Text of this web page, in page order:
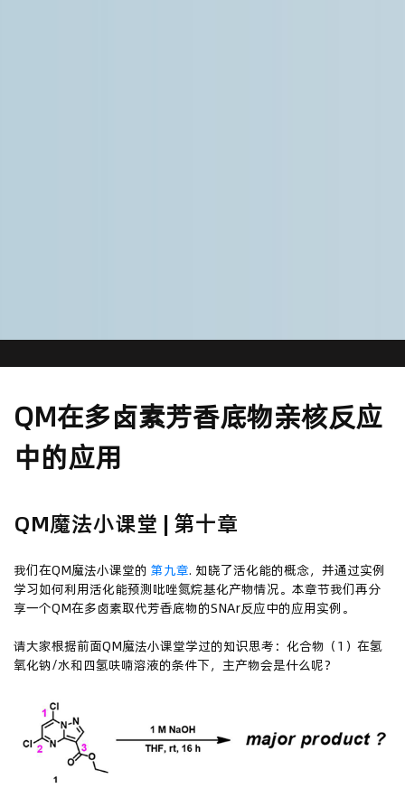
QM在多卤素芳香底物亲核反应
中的应用
QM魔法小课堂 | 第十章
我们在QM魔法小课堂的 第九章. 知晓了活化能的概念，并通过实例
学习如何利用活化能预测吡唑氮烷基化产物情况。本章节我们再分
享一个QM在多卤素取代芳香底物的SNAr反应中的应用实例。
请大家根据前面QM魔法小课堂学过的知识思考：化合物（1）在氢
氧化钠/水和四氢呋喃溶液的条件下，主产物会是什么呢？